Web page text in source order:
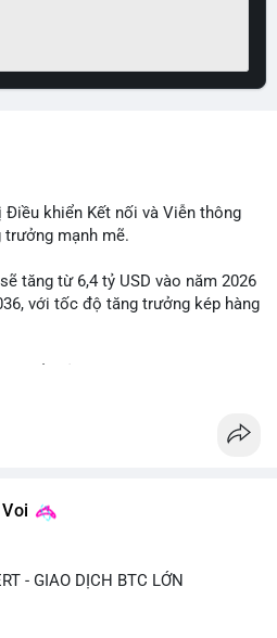
khiển Kết nối và Viễn thông
mạnh mẽ.
tăng từ 6,4 tỷ USD vào năm 2026
với tốc độ tăng trưởng kép hàng
và thiết bị thông minh.
xu hướng này để nắm bắt cơ hội
- GIAO DỊCH BTC LỚN